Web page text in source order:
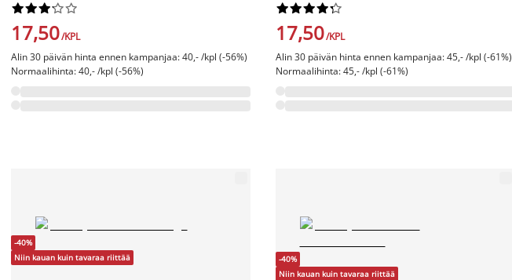






17,50/KPL
Alin 30 päivän hinta ennen kampanjaa: 40,- /kpl (-56%)
Normaalihinta: 40,- /kpl (-56%)






17,50/KPL
Alin 30 päivän hinta ennen kampanjaa: 45,- /kpl (-61%)
Normaalihinta: 45,- /kpl (-61%)
-40%
Niin kauan kuin tavaraa riittää
-40%
Niin kauan kuin tavaraa riittää